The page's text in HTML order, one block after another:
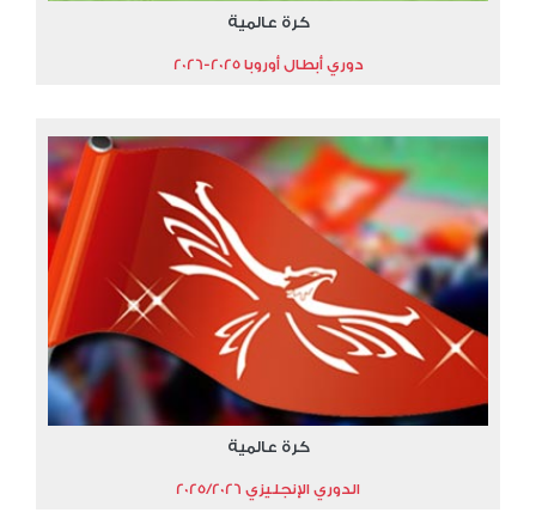
كرة عالمية
دوري أبطال أوروبا 2025-2026
كرة عالمية
الدوري الإنجليزي 2025/2026